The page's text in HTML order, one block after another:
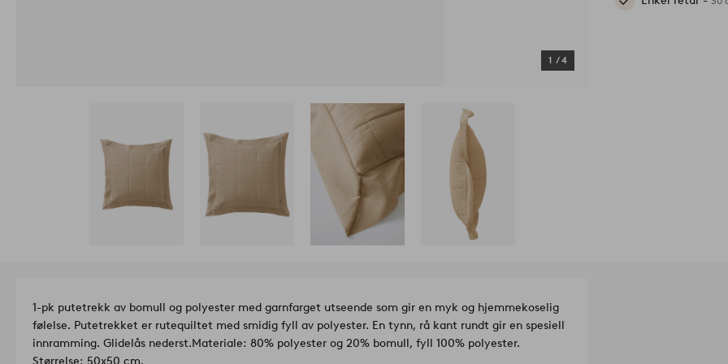
1 /4
1-pk putetrekk av bomull og polyester med garnfarget utseende som gir en myk og hjemmekoselig
følelse. Putetrekket er rutequiltet med smidig fyll av polyester. En tynn, rå kant rundt gir en spesiell
innramming. Glidelås nederst.Materiale: 80% polyester og 20% bomull, fyll 100% polyester.
Størrelse: 50x50 cm.